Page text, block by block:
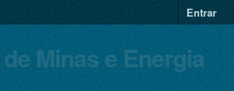
Entrar
Minas e Energia